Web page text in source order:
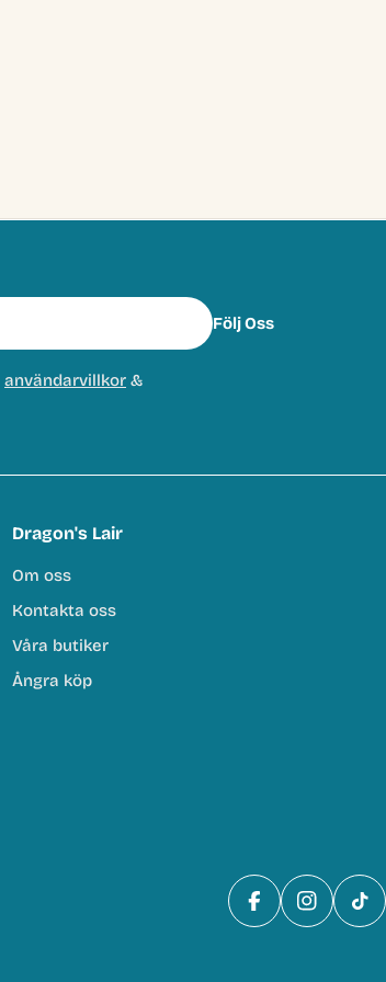
Följ Oss
användarvillkor &
Dragon's Lair
Om oss
Kontakta oss
Våra butiker
Ångra köp
Facebook